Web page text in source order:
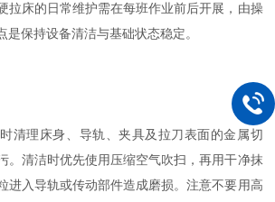
床的日常维护需在每班作业前后开展，由操
是保持设备清洁与基础状态稳定。
理床身、导轨、夹具及拉刀表面的金属切
。清洁时优先使用压缩空气吹扫，再用干净抹
进入导轨或传动部件造成磨损。注意不要用高